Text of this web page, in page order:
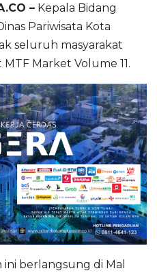
– Kepala Bidang
Pariwisata Kota
seluruh masyarakat
Market Volume 11.
berlangsung di Mal